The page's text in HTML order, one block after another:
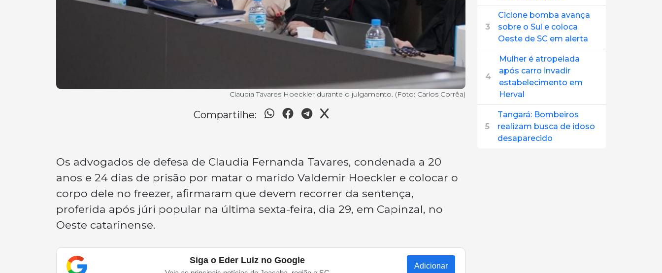
Claudia Tavares Hoeckler durante o julgamento. (Foto: Carlos Corrêa)
Compartilhe:
Os advogados de defesa de Claudia Fernanda Tavares, condenada a 20
anos e 24 dias de prisão por matar o marido Valdemir Hoeckler e colocar o
corpo dele no freezer, afirmaram que devem recorrer da sentença,
proferida após júri popular na última sexta-feira, dia 29, em Capinzal, no
Oeste catarinense.
Siga o Eder Luiz no Google
Adicionar
3
Ciclone bomba avança
sobre o Sul e coloca
Oeste de SC em alerta
4
Mulher é atropelada
após carro invadir
estabelecimento em
Herval
5
Tangará: Bombeiros
realizam busca de idoso
desaparecido